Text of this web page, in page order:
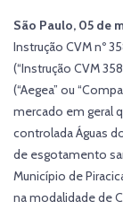
São Paulo, 05 de
Instrução CVM nº
(“Instrução CVM
(“Aegea” ou
mercado em geral
controlada Águas
de esgotamento
Município de
na modalidade de